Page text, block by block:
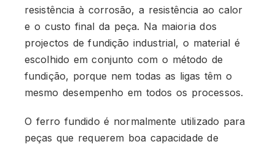
resistência à corrosão, a resistência ao calor
e o custo final da peça. Na maioria dos
projectos de fundição industrial, o material é
escolhido em conjunto com o método de
fundição, porque nem todas as ligas têm o
mesmo desempenho em todos os processos.
O ferro fundido é normalmente utilizado para
peças que requerem boa capacidade de